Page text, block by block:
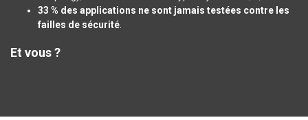
33 % des applications ne sont jamais testées contre les
failles de sécurité
Et vous ?